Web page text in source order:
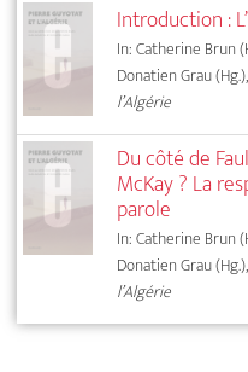
Introduction :
In: Catherine Brun
Donatien Grau (Hg.),
l’Algérie
Du côté de
McKay ? La
parole
In: Catherine Brun
Donatien Grau (Hg.),
l’Algérie